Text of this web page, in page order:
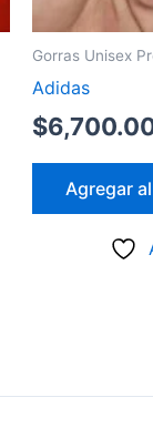
Gorras Unisex
Adidas
$
Agregar